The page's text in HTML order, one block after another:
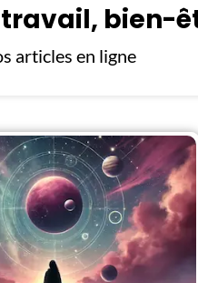
bien-
articles en ligne